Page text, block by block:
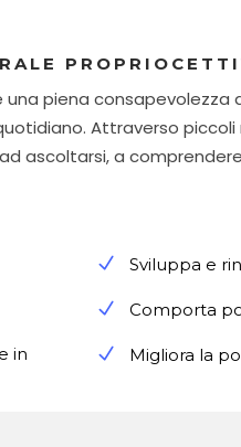
piena consapevolezza
Attraverso piccoli
ascoltarsi, a
in
Sviluppa e
Comporta
Migliora la